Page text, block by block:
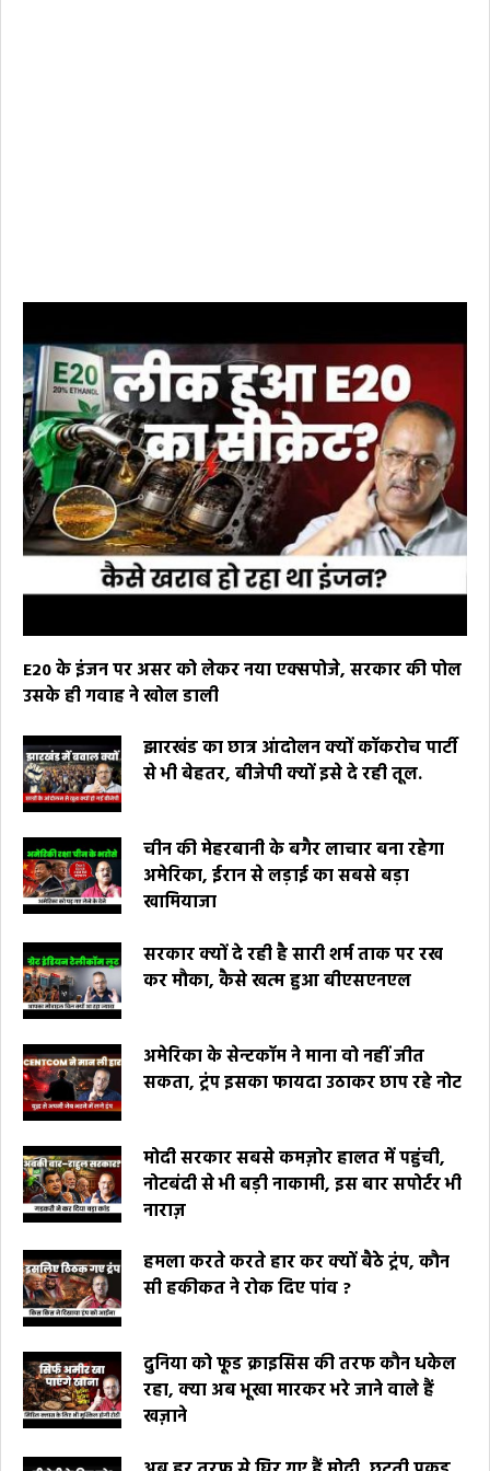
E20 के इंजन पर असर को लेकर नया एक्सपोजे, सरकार की पोल
उसके ही गवाह ने खोल डाली
झारखंड का छात्र आंदोलन क्यों कॉकरोच पार्टी
से भी बेहतर, बीजेपी क्यों इसे दे रही तूल.
चीन की मेहरबानी के बगैर लाचार बना रहेगा
अमेरिका, ईरान से लड़ाई का सबसे बड़ा
खामियाजा
सरकार क्यों दे रही है सारी शर्म ताक पर रख
कर मौका, कैसे खत्म हुआ बीएसएनएल
अमेरिका के सेन्टकॉम ने माना वो नहीं जीत
सकता, ट्रंप इसका फायदा उठाकर छाप रहे नोट
मोदी सरकार सबसे कमज़ोर हालत में पहुंची,
नोटबंदी से भी बड़ी नाकामी, इस बार सपोर्टर भी
नाराज़
हमला करते करते हार कर क्यों बैठे ट्रंप, कौन
सी हकीकत ने रोक दिए पांव ?
दुनिया को फूड क्राइसिस की तरफ कौन धकेल
रहा, क्या अब भूखा मारकर भरे जाने वाले हैं
खज़ाने